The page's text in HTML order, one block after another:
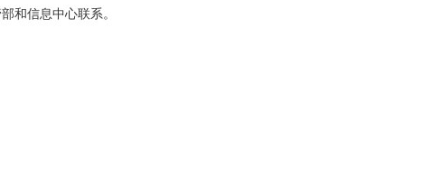
和信息中心联系。